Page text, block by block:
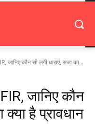
जानिए कौन सी लगी धाराएं, सजा का...
जानिए कौन
क्या है प्रावधान